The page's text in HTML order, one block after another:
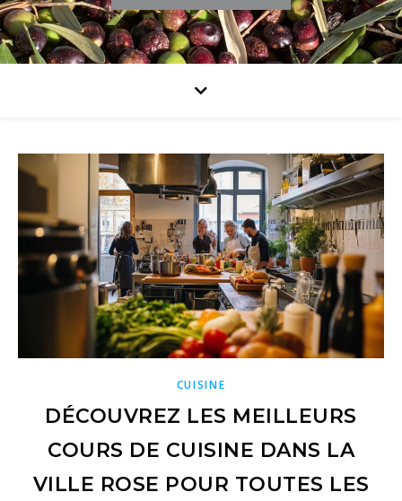
CUISINE
DÉCOUVREZ LES MEILLEURS
COURS DE CUISINE DANS LA
VILLE ROSE POUR TOUTES LES